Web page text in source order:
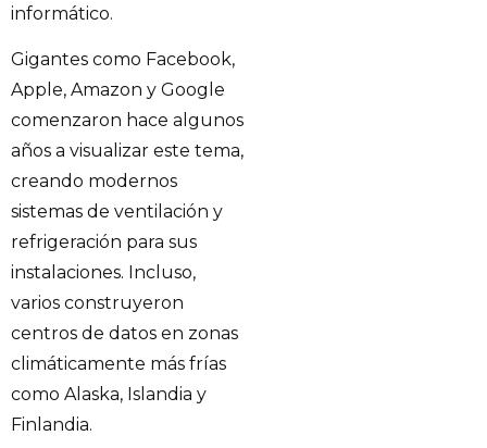
informático.
Gigantes como Facebook,
Apple, Amazon y Google
comenzaron hace algunos
años a visualizar este tema,
creando modernos
sistemas de ventilación y
refrigeración para sus
instalaciones. Incluso,
varios construyeron
centros de datos en zonas
climáticamente más frías
como Alaska, Islandia y
Finlandia.